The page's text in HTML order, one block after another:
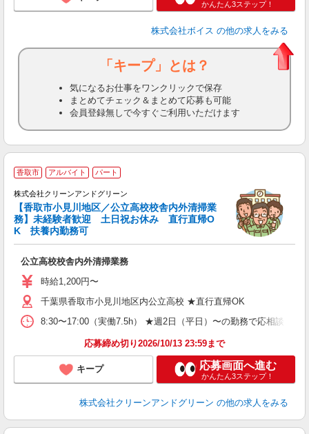
かんたん3ステップ！
株式会社ボイス の他の求人をみる
「キープ」とは？
気になるお仕事をワンクリックで保存
まとめてチェック＆まとめて応募も可能
会員登録無しで今すぐご利用いただけます
香取市 アルバイト パート
株式会社クリーンアンドグリーン
【香取市小見川地区／公立高校校舎内外清掃業
務】未経験者歓迎 土日祝お休み 直行直帰O
K 扶養内勤務可
公立高校校舎内外清掃業務
時給1,200円〜
千葉県香取市小見川地区内公立高校 ★直行直帰OK
8:30〜17:00（実働7.5h） ★週2日（平日）〜の勤務で応相談 ★扶
応募締め切り2026/10/13 23:59まで
キープ 応募画面へ進む
かんたん3ステップ！
株式会社クリーンアンドグリーン の他の求人をみる